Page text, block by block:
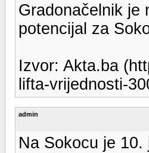
Gradonačelnik je
potencijal za
Izvor: Akta.ba
lifta-vrijednosti-
admin
Na Sokocu je